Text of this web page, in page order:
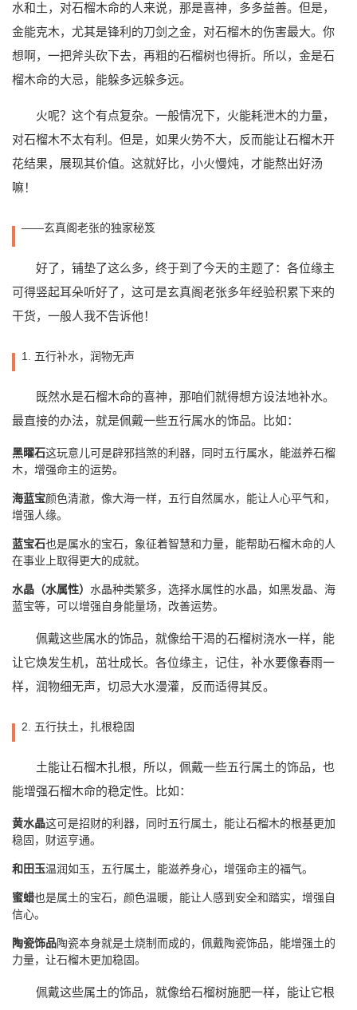
水和土，对石榴木命的人来说，那是喜神，多多益善。但是，
金能克木，尤其是锋利的刀剑之金，对石榴木的伤害最大。你
想啊，一把斧头砍下去，再粗的石榴树也得折。所以，金是石
榴木命的大忌，能躲多远躲多远。
火呢？这个有点复杂。一般情况下，火能耗泄木的力量，
对石榴木不太有利。但是，如果火势不大，反而能让石榴木开
花结果，展现其价值。这就好比，小火慢炖，才能熬出好汤
嘛！
——玄真阁老张的独家秘笈
好了，铺垫了这么多，终于到了今天的主题了：各位缘主
可得竖起耳朵听好了，这可是玄真阁老张多年经验积累下来的
干货，一般人我不告诉他！
1. 五行补水，润物无声
既然水是石榴木命的喜神，那咱们就得想方设法地补水。
最直接的办法，就是佩戴一些五行属水的饰品。比如：
黑曜石这玩意儿可是辟邪挡煞的利器，同时五行属水，能滋养石榴
木，增强命主的运势。
海蓝宝颜色清澈，像大海一样，五行自然属水，能让人心平气和，
增强人缘。
蓝宝石也是属水的宝石，象征着智慧和力量，能帮助石榴木命的人
在事业上取得更大的成就。
水晶（水属性） 水晶种类繁多，选择水属性的水晶，如黑发晶、海
蓝宝等，可以增强自身能量场，改善运势。
佩戴这些属水的饰品，就像给干渴的石榴树浇水一样，能
让它焕发生机，茁壮成长。各位缘主，记住，补水要像春雨一
样，润物细无声，切忌大水漫灌，反而适得其反。
2. 五行扶土，扎根稳固
土能让石榴木扎根，所以，佩戴一些五行属土的饰品，也
能增强石榴木命的稳定性。比如：
黄水晶这可是招财的利器，同时五行属土，能让石榴木的根基更加
稳固，财运亨通。
和田玉温润如玉，五行属土，能滋养身心，增强命主的福气。
蜜蜡也是属土的宝石，颜色温暖，能让人感到安全和踏实，增强自
信心。
陶瓷饰品陶瓷本身就是土烧制而成的，佩戴陶瓷饰品，能增强土的
力量，让石榴木更加稳固。
佩戴这些属土的饰品，就像给石榴树施肥一样，能让它根